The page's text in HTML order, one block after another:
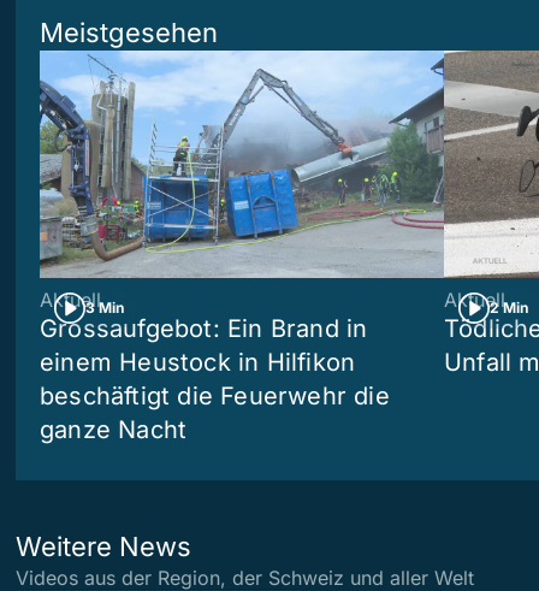
Meistgesehen
3 Min
Aktuell
Grossaufgebot: Ein Brand in
einem Heustock in Hilfikon
beschäftigt die Feuerwehr die
ganze Nacht
2 Min
Aktuell
Unfall
Weitere News
Videos aus der Region, der Schweiz und aller Welt